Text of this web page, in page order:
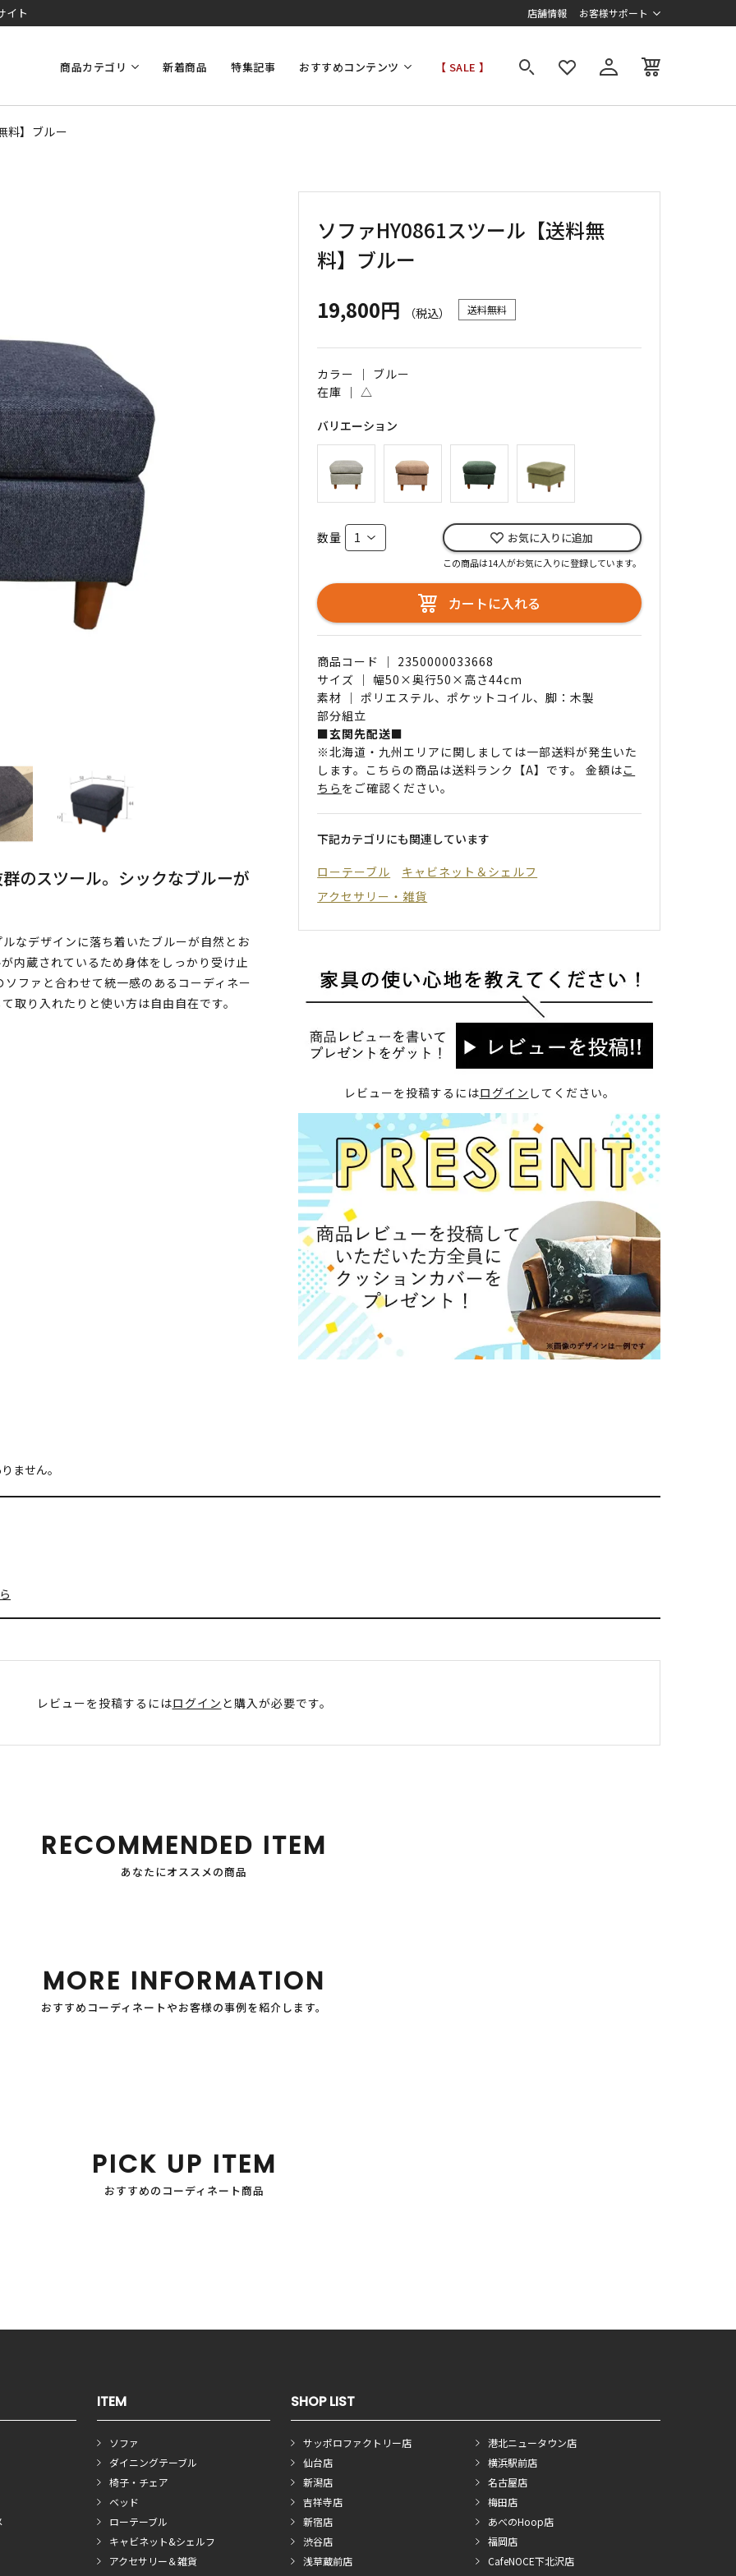
イト 店舗情報 お客様サポート
商品カテゴリ 新着商品 特集記事 おすすめコンテンツ 【 SALE 】
料】ブルー
のスツール。シックなブルーが
なデザインに落ち着いたブルーが自然とお
内蔵されているため身体をしっかり受け止
ファと合わせて統一感のあるコーディネー
取り入れたりと使い方は自由自在です。
ソファHY0861スツール【送料無
料】ブルー
19,800円
（税込） 送料無料
カラー ｜ ブルー
在庫 ｜△
バリエーション
数量 お気に入りに追加
この商品は14人がお気に入りに登録しています。
カートに入れる
商品コード ｜ 2350000033668
サイズ ｜ 幅50×奥行50×高さ44cm
素材 ｜ ポリエステル、ポケットコイル、脚：木製
部分組立
■玄関先配送■
※北海道・九州エリアに関しましては一部送料が発生いた
します。こちらの商品は送料ランク【A】です。 金額はこ
ちら をご確認ください。
下記カテゴリにも関連しています
ローテーブル
キャビネット＆シェルフ
アクセサリー・雑貨
レビューを投稿するにはログイン してください。
ません。
レビューを投稿するにはログイン と購入が必要です。
RECOMMENDED ITEM
あなたにオススメの商品
MORE INFORMATION
おすすめコーディネートやお客様の事例を紹介します。
PICK UP ITEM
おすすめのコーディネート商品
ITEM
ソファ
ダイニングテーブル
椅子・チェア
ベッド
ローテーブル
キャビネット&シェルフ
アクセサリー＆雑貨
SHOP LIST
サッポロファクトリー店
仙台店
新潟店
吉祥寺店
新宿店
渋谷店
浅草蔵前店
港北ニュータウン店
横浜駅前店
名古屋店
梅田店
あべのHoop店
福岡店
CafeNOCE下北沢店